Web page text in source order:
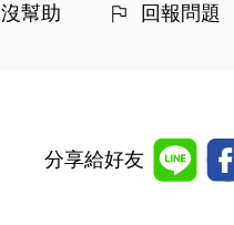
沒幫助 回報問題
分享給好友